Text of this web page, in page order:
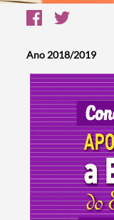
Ano 2018/2019